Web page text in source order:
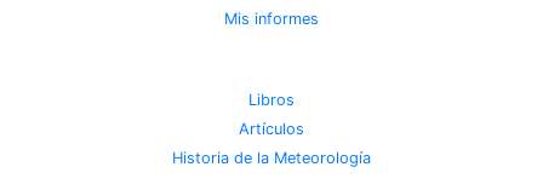
Mis informes
Libros
Artículos
Historia de la Meteorología